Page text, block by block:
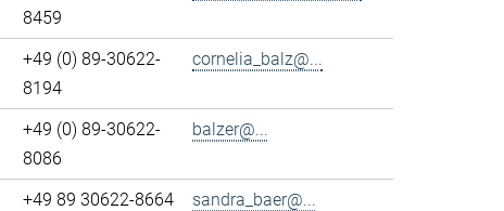
8459
+49 (0) 89-30622-
8194
cornelia_balz@...
+49 (0) 89-30622-
8086
balzer@...
+49 89 30622-8664
sandra_baer@...